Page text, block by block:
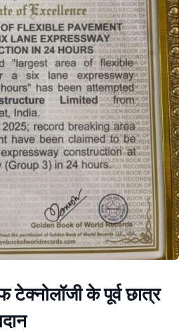
के पूर्व छात्र